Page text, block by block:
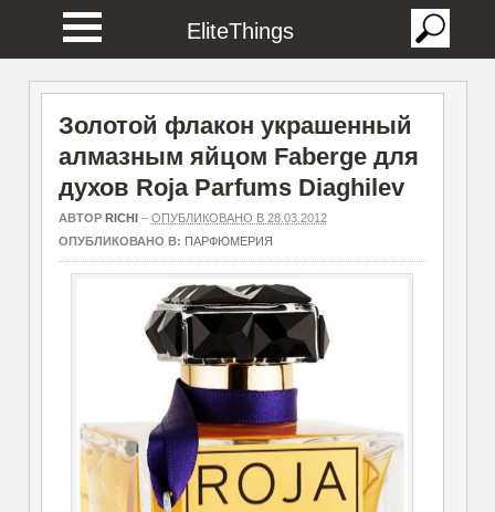
EliteThings
Золотой флакон украшенный
алмазным яйцом Faberge для
духов Roja Parfums Diaghilev
АВТОР RICHI– ОПУБЛИКОВАНО В 28.03.2012
ОПУБЛИКОВАНО В: ПАРФЮМЕРИЯ